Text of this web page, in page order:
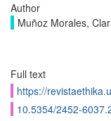
Author
Muñoz Morales,
Full text
https://
10.5354/2452-